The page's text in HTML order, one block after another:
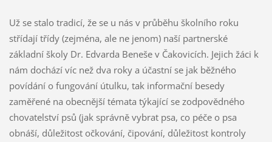
Už se stalo tradicí, že se u nás v průběhu školního roku
střídají třídy (zejména, ale ne jenom) naší partnerské
základní školy Dr. Edvarda Beneše v Čakovicích. Jejich žáci k
nám dochází víc než dva roky a účastní se jak běžného
povídání o fungování útulku, tak informační besedy
zaměřené na obecnější témata týkající se zodpovědného
chovatelství psů (jak správně vybrat psa, co péče o psa
obnáší, důležitost očkování, čipování, důležitost kontroly